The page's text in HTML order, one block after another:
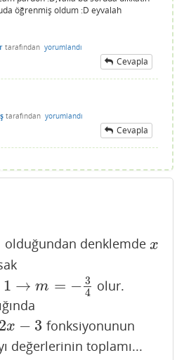
öğrenmiş oldum :D eyvalah
tarafından yorumlandı
Cevapla
tarafından yorumlandı
Cevapla
olduğundan denklemde x
x
1 → m = − 3
4
=− 34 olur.
2x − 3 fonksiyonunun
değerlerinin toplamı...